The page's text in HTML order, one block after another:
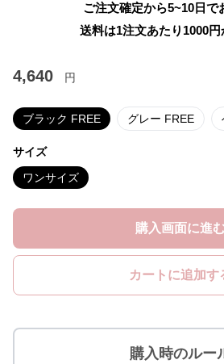
ご注文確定から5~10日で
送料は1注文あたり 1000
4,640 円
ブラック FREE グレー FREE
サイズ
ワンサイズ
購入画面に進
カートに追加す
購入時のルー